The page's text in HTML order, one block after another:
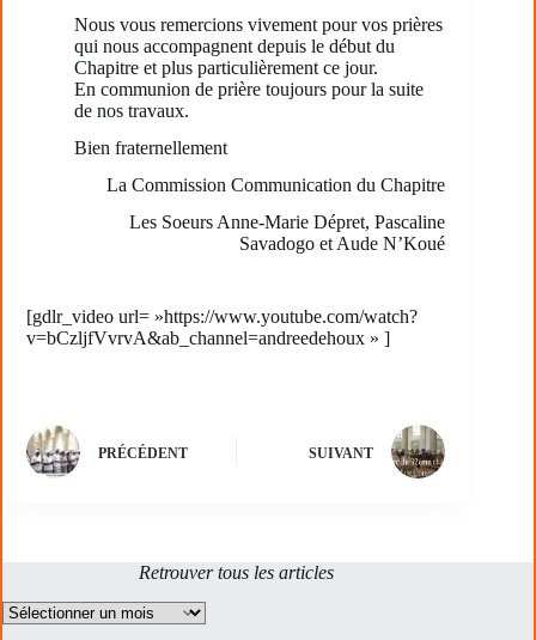
Nous vous remercions vivement pour vos prières
qui nous accompagnent depuis le début du
Chapitre et plus particulièrement ce jour.
En communion de prière toujours pour la suite
de nos travaux.
Bien fraternellement
La Commission Communication du Chapitre
Les Soeurs Anne-Marie Dépret, Pascaline
Savadogo et Aude N’Koué
[gdlr_video url= »https://www.youtube.com/watch?
v=bCzljfVvrvA&ab_channel=andreedehoux » ]
PRÉCÉDENT SUIVANT
Retrouver tous les articles
Archives